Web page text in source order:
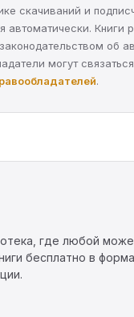
скачиваний и
автоматически. Книги
об
могут
.
где любой
бесплатно в